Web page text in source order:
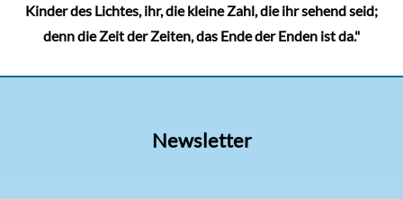
Kinder des Lichtes, ihr, die kleine Zahl, die ihr sehend seid;
denn die Zeit der Zeiten, das Ende der Enden ist da."
Newsletter